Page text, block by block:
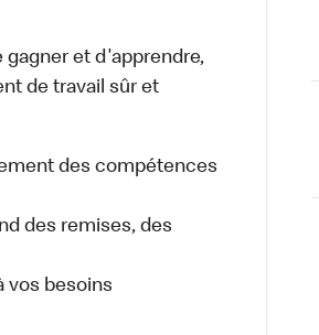
gagner et d'apprendre,
de travail sûr et
des compétences
des remises, des
vos besoins